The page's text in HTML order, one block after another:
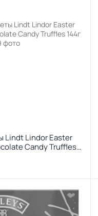
Lindt Lindor Easter
Candy Truffles